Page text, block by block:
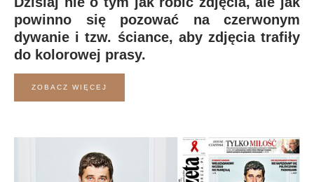
powinno się pozować na czerwonym
dywanie i tzw. ściance, aby zdjęcia trafiły
do kolorowej prasy.
ZOBACZ WIĘCEJ